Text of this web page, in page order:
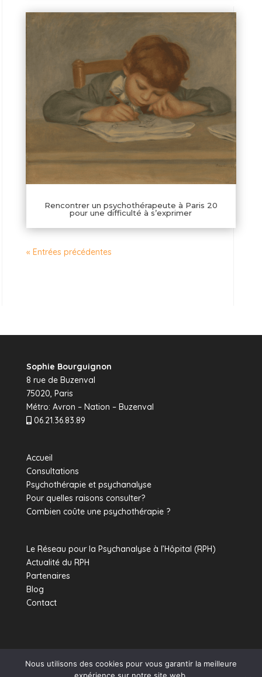
Rencontrer un psychothérapeute à Paris 20
pour une difficulté à s’exprimer
« Entrées précédentes
Sophie Bourguignon
8 rue de Buzenval
75020, Paris
Métro: Avron – Nation – Buzenval
06.21.36.83.89
Accueil
Consultations
Psychothérapie et psychanalyse
Pour quelles raisons consulter?
Combien coûte une psychothérapie ?
Le Réseau pour la Psychanalyse à l’Hôpital (RPH)
Actualité du RPH
Partenaires
Blog
Contact
Nous utilisons des cookies pour vous garantir la meilleure